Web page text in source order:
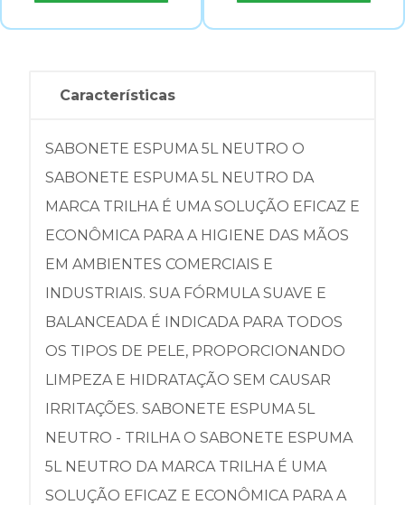
Características
SABONETE ESPUMA 5L NEUTRO O
SABONETE ESPUMA 5L NEUTRO DA
MARCA TRILHA É UMA SOLUÇÃO EFICAZ E
ECONÔMICA PARA A HIGIENE DAS MÃOS
EM AMBIENTES COMERCIAIS E
INDUSTRIAIS. SUA FÓRMULA SUAVE E
BALANCEADA É INDICADA PARA TODOS
OS TIPOS DE PELE, PROPORCIONANDO
LIMPEZA E HIDRATAÇÃO SEM CAUSAR
IRRITAÇÕES. SABONETE ESPUMA 5L
NEUTRO - TRILHA O SABONETE ESPUMA
5L NEUTRO DA MARCA TRILHA É UMA
SOLUÇÃO EFICAZ E ECONÔMICA PARA A